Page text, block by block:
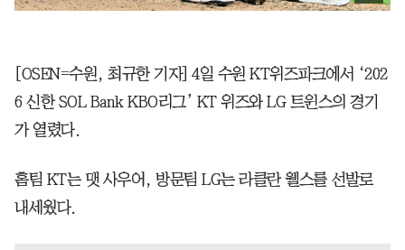
[OSEN=수원, 최규한 기자] 4일 수원 KT위즈파크에서 ‘202
6 신한 SOL Bank KBO리그’ KT 위즈와 LG 트윈스의 경기
가 열렸다.
홈팀 KT는 맷 사우어, 방문팀 LG는 라클란 웰스를 선발로
내세웠다.